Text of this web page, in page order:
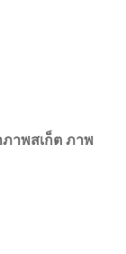
ภาพสเก็ต ภาพ